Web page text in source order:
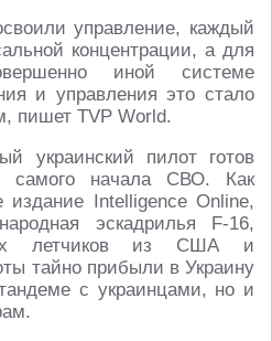
управление, каждый
концентрации, а для
иной системе
и управления это стало
пишет TVP World.
украинский пилот готов
начала СВО. Как
издание Intelligence Online,
эскадрилья F-16,
летчиков из США и
тайно прибыли в Украину
с украинцами, но и